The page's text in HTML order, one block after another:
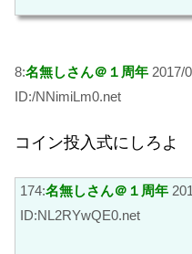
8:名無しさん＠１周年 2017/
ID:/NNimiLm0.net
コイン投入式にしろよ
174:名無しさん＠１周年
ID:NL2RYwQE0.net